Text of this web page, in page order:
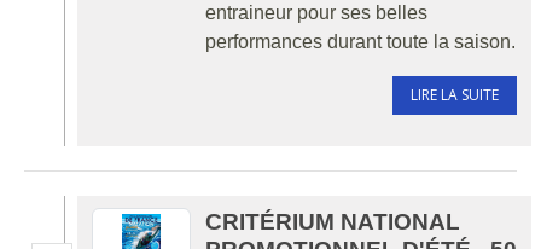
entraineur pour ses belles
performances durant toute la saison.
LIRE LA SUITE
CRITÉRIUM NATIONAL